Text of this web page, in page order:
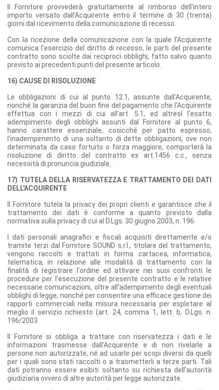
Il Fornitore provvederà gratuitamente al rimborso dell'intero
importo versato dall'Acquirente entro il termine di 30 (trenta)
giorni dal ricevimento della comunicazione di recesso.
Con la ricezione della comunicazione con la quale l’Acquirente
comunica l’esercizio del diritto di recesso, le parti del presente
contratto sono sciolte dai reciproci obblighi, fatto salvo quanto
previsto ai precedenti punti del presente articolo.
16) CAUSE DI RISOLUZIONE
Le obbligazioni di cui al punto 12.1, assunte dall'Acquirente,
nonché la garanzia del buon fine del pagamento che l'Acquirente
effettua con i mezzi di cui all'art. 5.1, ed altresì l'esatto
adempimento degli obblighi assunti dal Fornitore al punto 6,
hanno carattere essenziale, cosicché per patto espresso,
l'inadempimento di una soltanto di dette obbligazioni, ove non
determinata da caso fortuito o forza maggiore, comporterà la
risoluzione di diritto del contratto ex art.1456 c.c., senza
necessità di pronuncia giudiziale.
17) TUTELA DELLA RISERVATEZZA E TRATTAMENTO DEI DATI
DELL'ACQUIRENTE
Il Fornitore tutela la privacy dei propri clienti e garantisce che il
trattamento dei dati è conforme a quanto previsto dalla
normativa sulla privacy di cui al D.Lgs. 30 giugno 2003, n. 196.
I dati personali anagrafici e fiscali acquisiti direttamente e/o
tramite terzi dal Fornitore SOUND s.r.l., titolare del trattamento,
vengono raccolti e trattati in forma cartacea, informatica,
telematica, in relazione alle modalità di trattamento con la
finalità di registrare l'ordine ed attivare nei suoi confronti le
procedure per l'esecuzione del presente contratto e le relative
necessarie comunicazioni, oltre all'adempimento degli eventuali
obblighi di legge, nonché per consentire una efficace gestione dei
rapporti commerciali nella misura necessaria per espletare al
meglio il servizio richiesto (art. 24, comma 1, lett. b, D.Lgs. n.
196/2003
Il Fornitore si obbliga a trattare con riservatezza i dati e le
informazioni trasmesse dall'Acquirente e di non rivelarle a
persone non autorizzate, né ad usarle per scopi diversi da quelli
per i quali sono stati raccolti o a trasmetterli a terze parti. Tali
dati potranno essere esibiti soltanto su richiesta dell’autorità
giudiziaria ovvero di altre autorità per legge autorizzate.